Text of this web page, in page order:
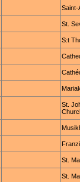
Saint-
St.
S:t
St.
St.
St.